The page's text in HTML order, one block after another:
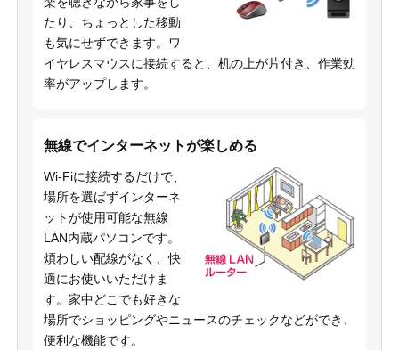
たり、ちょっとした移動
も気にせずできます。ワ
イヤレスマウスに接続すると、机の上が片付き、作業効
率がアップします。
無線でインターネットが楽しめる
Wi-Fiに接続するだけで、
場所を選ばずインターネ
ットが使用可能な無線
LAN内蔵パソコンです。
煩わしい配線がなく、快
適にお使いいただけま
す。家中どこでも好きな
場所でショッピングやニュースのチェックなどができ、
便利な機能です。